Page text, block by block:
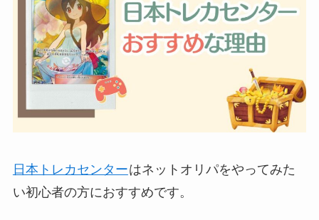
日本トレカセンターはネットオリパをやってみた
い初心者の方におすすめです。